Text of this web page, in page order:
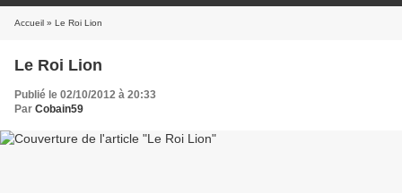
Accueil » Le Roi Lion
Le Roi Lion
Publié le 02/10/2012 à 20:33
Par Cobain59